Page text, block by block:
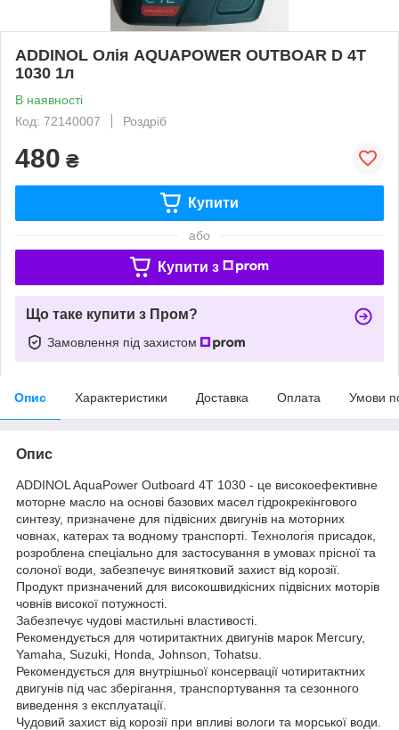
ADDINOL Олія AQUAPOWER OUTBOAR D 4T
1030 1л
В наявності
Код: 72140007
Роздріб
480 ₴
Купити
або
Купити з
Що таке купити з Пром?
Замовлення під захистом
Опис Характеристики Доставка Оплата Умови
Опис
ADDINOL AquaPower Outboard 4T 1030 - це високоефективне
моторне масло на основі базових масел гідрокрекінгового
синтезу, призначене для підвісних двигунів на моторних
човнах, катерах та водному транспорті. Технологія присадок,
розроблена спеціально для застосування в умовах прісної та
солоної води, забезпечує винятковий захист від корозії.
Продукт призначений для високошвидкісних підвісних моторів
човнів високої потужності.
Забезпечує чудові мастильні властивості.
Рекомендується для чотиритактних двигунів марок Mercury,
Yamaha, Suzuki, Honda, Johnson, Tohatsu.
Рекомендується для внутрішньої консервації чотиритактних
двигунів під час зберігання, транспортування та сезонного
виведення з експлуатації.
Чудовий захист від корозії при впливі вологи та морської води.